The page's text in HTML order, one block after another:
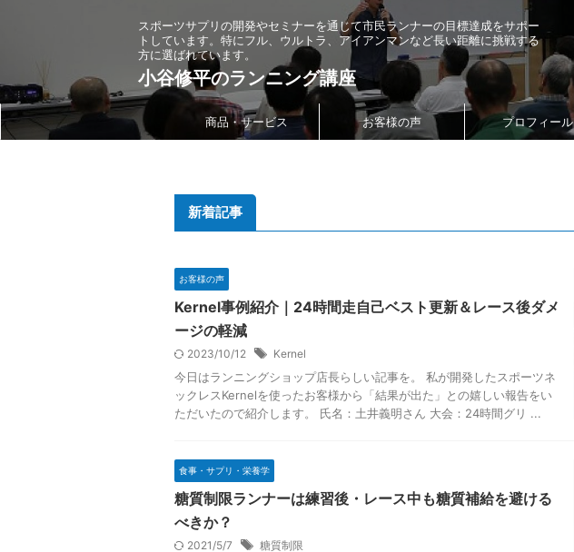
スポーツサプリの開発やセミナーを通じて市民ランナーの目標達成をサポー
トしています。特にフル、ウルトラ、アイアンマンなど長い距離に挑戦する
方に選ばれています。
小谷修平のランニング講座
商品・サービス お客様の声 プロフィール
新着記事
お客様の声
Kernel事例紹介｜24時間走自己ベスト更新＆レース後ダメ
ージの軽減
2023/10/12 Kernel
今日はランニングショップ店長らしい記事を。 私が開発したスポーツネ
ックレスKernelを使ったお客様から「結果が出た」との嬉しい報告をい
ただいたので紹介します。 氏名：土井義明さん 大会：24時間グリ ...
食事・サプリ・栄養学
糖質制限ランナーは練習後・レース中も糖質補給を避ける
べきか？
2021/5/7 糖質制限